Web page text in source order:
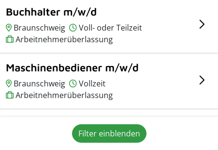
Filter einblenden
Buchhalter m/w/d
Braunschweig
Voll- oder Teilzeit
Arbeitnehmerüberlassung
Maschinenbediener m/w/d
Braunschweig
Vollzeit
Arbeitnehmerüberlassung
Leiter Projektmanagement